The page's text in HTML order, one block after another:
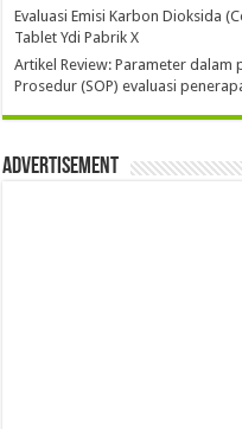
Evaluasi Emisi Karbon Dioksida
Tablet Ydi Pabrik X
Artikel Review: Parameter dalam
Prosedur (SOP) evaluasi
Advertisement